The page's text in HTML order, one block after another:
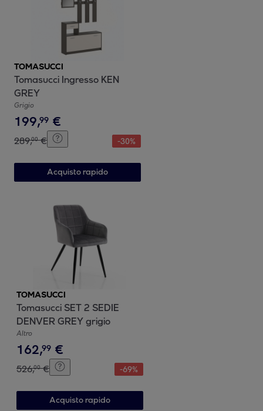
TOMASUCCI
Tomasucci Ingresso KEN
GREY
Grigio
199,99 €
289,00 € -30%
Acquisto rapido
TOMASUCCI
Tomasucci SET 2 SEDIE
DENVER GREY grigio
Altro
162,99 €
526,00 € -69%
Acquisto rapido